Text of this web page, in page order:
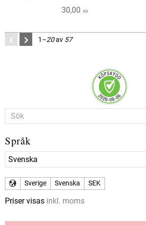
30,00 KR
1–20av 57
Språk
Sverige Svenska SEK
Priser visas inkl. moms